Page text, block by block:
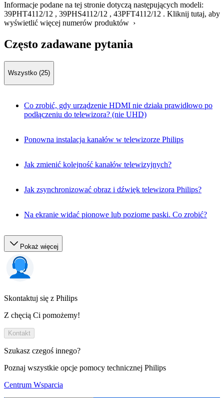
Informacje podane na tej stronie dotyczą następujących modeli:
39PHT4112/12 , 39PHS4112/12 , 43PFT4112/12 . Kliknij tutaj, aby
wyświetlić więcej numerów produktów ›
Często zadawane pytania
Wszystko (25)
Co zrobić, gdy urządzenie HDMI nie działa prawidłowo po
podłączeniu do telewizora? (nie UHD)
Ponowna instalacja kanałów w telewizorze Philips
Jak zmienić kolejność kanałów telewizyjnych?
Jak zsynchronizować obraz i dźwięk telewizora Philips?
Na ekranie widać pionowe lub poziome paski. Co zrobić?
Pokaż więcej
Skontaktuj się z Philips
Z chęcią Ci pomożemy!
Kontakt
Szukasz czegoś innego?
Poznaj wszystkie opcje pomocy technicznej Philips
Centrum Wsparcia